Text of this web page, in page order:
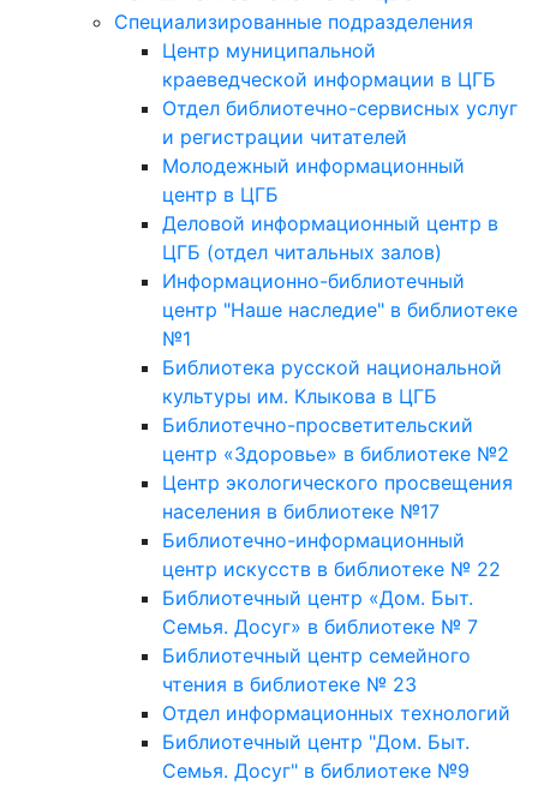
Специализированные подразделения
Центр муниципальной
краеведческой информации в ЦГБ
Отдел библиотечно-сервисных услуг
и регистрации читателей
Молодежный информационный
центр в ЦГБ
Деловой информационный центр в
ЦГБ (отдел читальных залов)
Информационно-библиотечный
центр "Наше наследие" в библиотеке
№1
Библиотека русской национальной
культуры им. Клыкова в ЦГБ
Библиотечно-просветительский
центр «Здоровье» в библиотеке №2
Центр экологического просвещения
населения в библиотеке №17
Библиотечно-информационный
центр искусств в библиотеке № 22
Библиотечный центр «Дом. Быт.
Семья. Досуг» в библиотеке № 7
Библиотечный центр семейного
чтения в библиотеке № 23
Отдел информационных технологий
Библиотечный центр "Дом. Быт.
Семья. Досуг" в библиотеке №9